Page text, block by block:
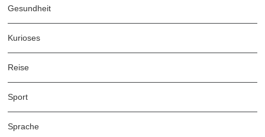
Gesundheit
Kurioses
Reise
Sport
Sprache